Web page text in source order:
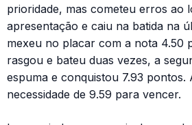
prioridade, mas cometeu erros ao
apresentação e caiu na batida na
mexeu no placar com a nota 4.50
rasgou e bateu duas vezes, a
espuma e conquistou 7.93 pontos.
necessidade de 9.59 para vencer.